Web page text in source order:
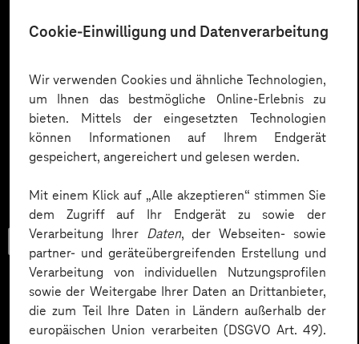
Cookie-Einwilligung und Datenverarbeitung
Wir verwenden Cookies und ähnliche Technologien,
um Ihnen das bestmögliche Online-Erlebnis zu
bieten. Mittels der eingesetzten Technologien
können Informationen auf Ihrem Endgerät
gespeichert, angereichert und gelesen werden.
Mit einem Klick auf „Alle akzeptieren“ stimmen Sie
dem Zugriff auf Ihr Endgerät zu sowie der
Verarbeitung Ihrer Daten, der Webseiten- sowie
partner- und geräteübergreifenden Erstellung und
Verarbeitung von individuellen Nutzungsprofilen
sowie der Weitergabe Ihrer Daten an Drittanbieter,
die zum Teil Ihre Daten in Ländern außerhalb der
europäischen Union verarbeiten (DSGVO Art. 49).
Trendbook
Innovationen und KI im